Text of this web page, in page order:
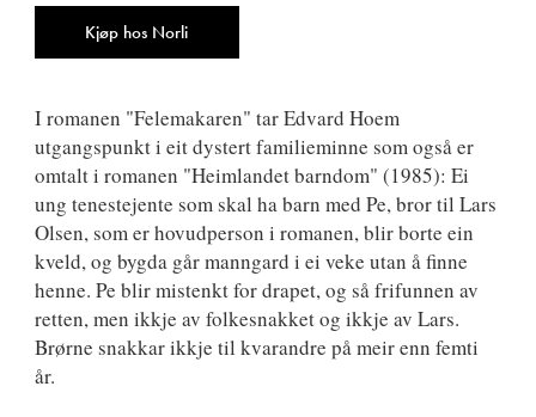
Kjøp hos Norli
I romanen "Felemakaren" tar Edvard Hoem
utgangspunkt i eit dystert familieminne som også er
omtalt i romanen "Heimlandet barndom" (1985): Ei
ung tenestejente som skal ha barn med Pe, bror til Lars
Olsen, som er hovudperson i romanen, blir borte ein
kveld, og bygda går manngard i ei veke utan å finne
henne. Pe blir mistenkt for drapet, og så frifunnen av
retten, men ikkje av folkesnakket og ikkje av Lars.
Brørne snakkar ikkje til kvarandre på meir enn femti
år.